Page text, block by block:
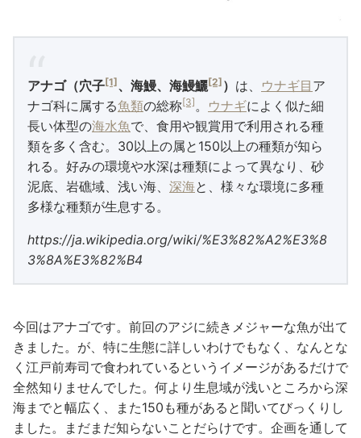
アナゴ（穴子[1] 、海鰻、海鰻鱺[2] ） は、 ウナギ目 ア
ナゴ科に属する魚類の総称[3] 。 ウナギによく似た細
長い体型の海水魚で、食用や観賞用で利用される種
類を多く含む。30以上の属と150以上の種類が知ら
れる。好みの環境や水深は種類によって異なり、砂
泥底、岩礁域、浅い海、 深海と、様々な環境に多種
多様な種類が生息する。
https://ja.wikipedia.org/wiki/%E3%82%A2%E3%8
3%8A%E3%82%B4
今回はアナゴです。前回のアジに続きメジャーな魚が出て
きました。が、特に生態に詳しいわけでもなく、なんとな
く江戸前寿司で食われているというイメージがあるだけで
全然知りませんでした。何より生息域が浅いところから深
海までと幅広く、また150も種があると聞いてびっくりし
ました。まだまだ知らないことだらけです。企画を通して